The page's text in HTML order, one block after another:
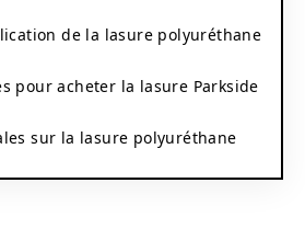
de la lasure polyuréthane
pour acheter la lasure Parkside
sur la lasure polyuréthane